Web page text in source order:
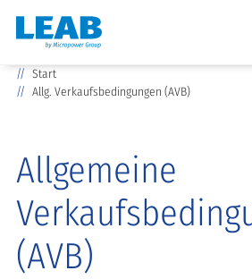
Start
Allg. Verkaufsbedingungen (AVB)
Allgemeine
(AVB)